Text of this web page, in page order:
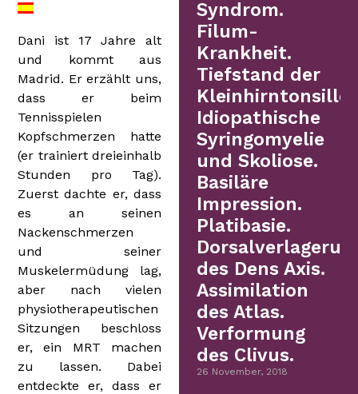
Dani ist 17 Jahre alt
und kommt aus
Madrid. Er erzählt uns,
dass er beim
Tennisspielen
Kopfschmerzen hatte
(er trainiert dreieinhalb
Stunden pro Tag).
Zuerst dachte er, dass
es an seinen
Nackenschmerzen
und seiner
Muskelermüdung lag,
aber nach vielen
physiotherapeutischen
Sitzungen beschloss
er, ein MRT machen
zu lassen. Dabei
entdeckte er, dass er
Syndrom.
Filum-
Krankheit.
Tiefstand der
Idiopathische
Syringomyelie
und Skoliose.
Basiläre
Impression.
Platibasie.
des Dens Axis.
Assimilation
des Atlas.
Verformung
des Clivus.
26 November, 2018